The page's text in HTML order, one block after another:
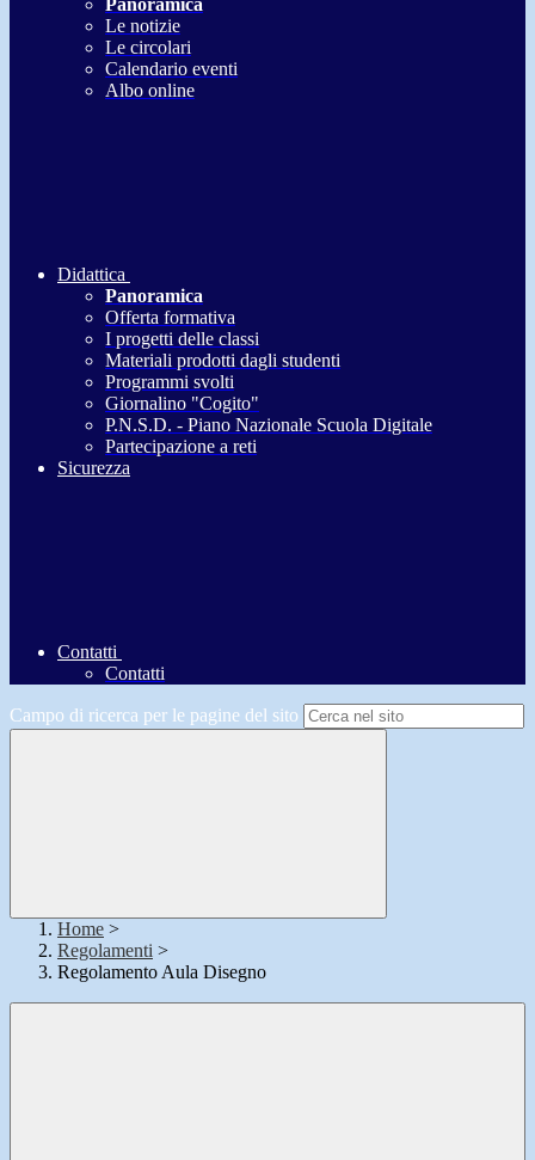
Panoramica
Le notizie
Le circolari
Calendario eventi
Albo online
Didattica
Panoramica
Offerta formativa
I progetti delle classi
Materiali prodotti dagli studenti
Programmi svolti
Giornalino "Cogito"
P.N.S.D. - Piano Nazionale Scuola Digitale
Partecipazione a reti
Sicurezza
Contatti
Contatti
Campo di ricerca per le pagine del sito
Home >
Regolamenti >
Regolamento Aula Disegno